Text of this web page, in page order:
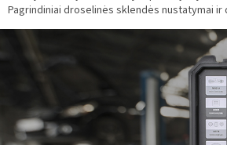
Pagrindiniai droselinės sklendės nustatymai ir